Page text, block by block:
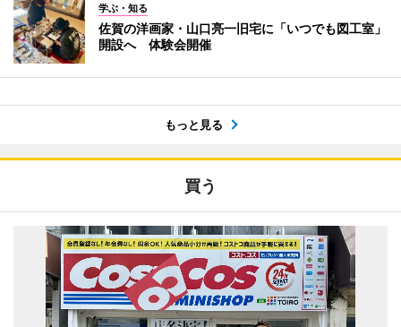
学ぶ・知る
佐賀の洋画家・山口亮一旧宅に「いつでも図工室」
開設へ 体験会開催
もっと見る
買う